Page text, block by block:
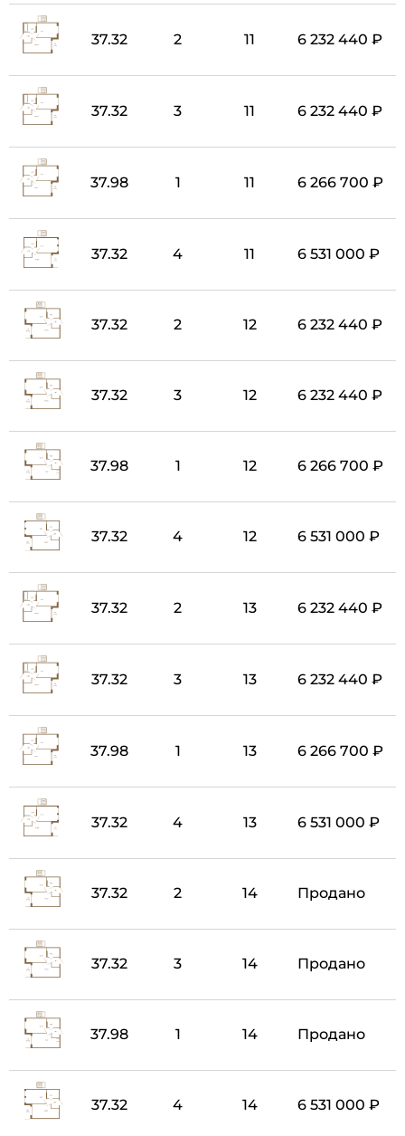
37.32 2 11 6 232 440 ₽
37.32 3 11 6 232 440 ₽
37.98 1 11 6 266 700 ₽
37.32 4 11 6 531 000 ₽
37.32 2 12 6 232 440 ₽
37.32 3 12 6 232 440 ₽
37.98 1 12 6 266 700 ₽
37.32 4 12 6 531 000 ₽
37.32 2 13 6 232 440 ₽
37.32 3 13 6 232 440 ₽
37.98 1 13 6 266 700 ₽
37.32 4 13 6 531 000 ₽
37.32 2 14 Продано
37.32 3 14 Продано
37.98 1 14 Продано
37.32 4 14 6 531 000 ₽